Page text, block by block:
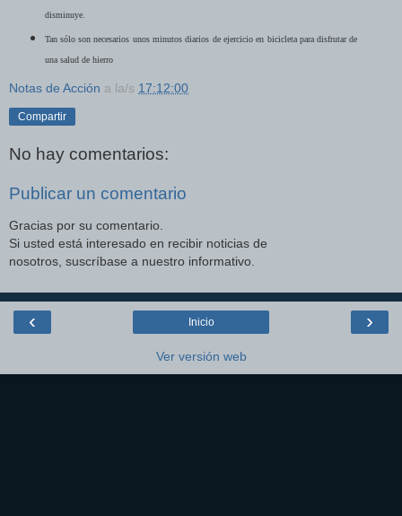
disminuye.
Tan sólo son necesarios unos minutos diarios de ejercicio en bicicleta para disfrutar de
una salud de hierro
Notas de Acción a la/s 17:12:00
Compartir
No hay comentarios:
Publicar un comentario
Gracias por su comentario.
Si usted está interesado en recibir noticias de
nosotros, suscríbase a nuestro informativo.
‹ ›
Inicio
Ver versión web